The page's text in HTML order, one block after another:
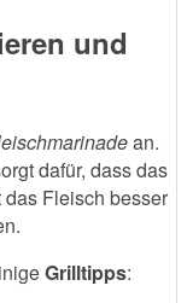
und
an.
dafür, dass das
Fleisch besser
Grilltipps: